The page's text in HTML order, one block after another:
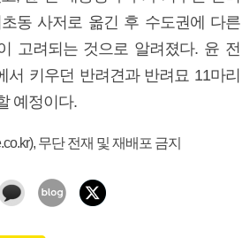
동 사저로 옮긴 후 수도권에 다른
고려되는 것으로 알려졌다. 윤 전
서 키우던 반려견과 반려묘 11마리
예정이다.
무단 전재 및 재배포 금지